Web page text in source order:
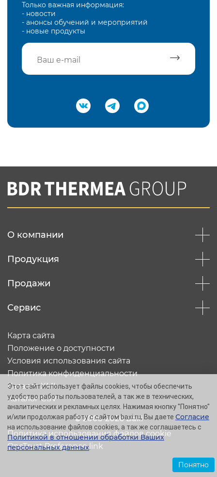
Только важная информация:
- новости
- анонсы обучений и мероприятий
- новые продукты
Подтвердить e-mail
Вы соглашаетесь с нашей политикой
конфеденциальности
О компании
Продукция
Продажи
Сервис
© 2005-2026 Baxi
Карта сайта
Положение о доступности
Условия использования сайта
Политика конфиденциальности
Каталог XML
Каталог CSV
Политика использования файлов cookie
OneTrust Preference link
Этот сайт использует файлы cookies, чтобы обеспечить
удобство работы пользователей, а так же в технических,
аналитических и рекламных целях. Нажимая кнопку "Понятно"
и/или продолжая работу с сайтом baxi.ru, Вы даете Согласие
на использование файлов cookies, а так же соглашаетесь с
Политикой в отношении обработки Ваших
персональных данных.
Понятно